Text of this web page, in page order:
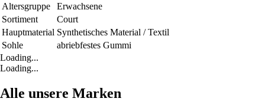
Altersgruppe
Erwachsene
Sortiment
Court
Hauptmaterial Synthetisches Material / Textil
Sohle
abriebfestes Gummi
Loading...
Loading...
Alle unsere Marken